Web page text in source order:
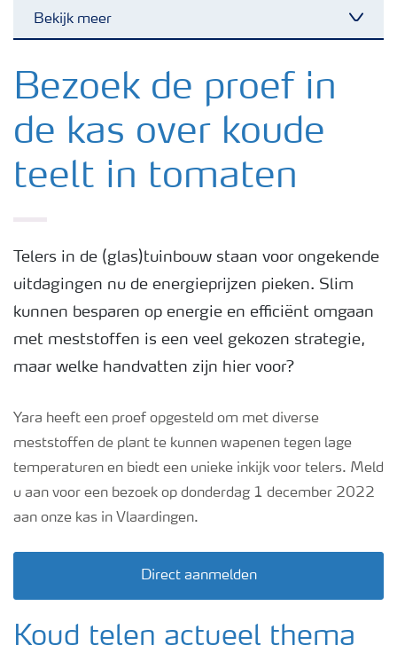
Bekijk meer
Nieuwsbrieven
Gewassen
Meststoffen
Podcasts
Webinars
Bezoek de proef in
de kas over koude
teelt in tomaten
Telers in de (glas)tuinbouw staan voor ongekende
uitdagingen nu de energieprijzen pieken. Slim
kunnen besparen op energie en efficiënt omgaan
met meststoffen is een veel gekozen strategie,
maar welke handvatten zijn hier voor?
Yara heeft een proef opgesteld om met diverse
meststoffen de plant te kunnen wapenen tegen lage
temperaturen en biedt een unieke inkijk voor telers. Meld
u aan voor een bezoek op donderdag 1 december 2022
aan onze kas in Vlaardingen.
Direct aanmelden
Koud telen actueel thema